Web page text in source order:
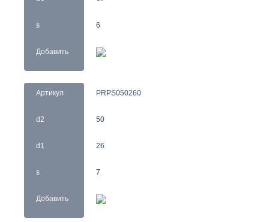
s
Добавить
6
Артикул
d2
d1
s
Добавить
PRPS050260
50
26
7